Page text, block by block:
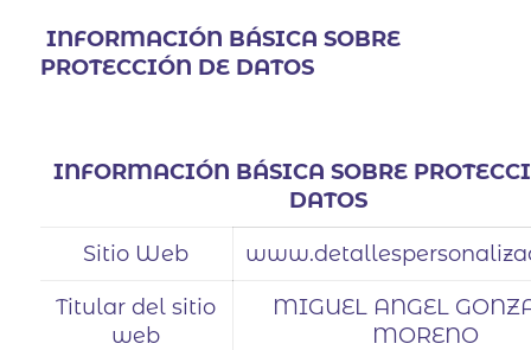
INFORMACIÓN BÁSICA SOBRE
PROTECCIÓN DE DATOS
INFORMACIÓN BÁSICA SOBRE
DATOS
Sitio Web
Titular del sitio
web
MIGUEL ANGEL
MORENO